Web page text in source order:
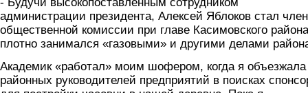
администрации президента, Алексей Яблоков стал
общественной комиссии при главе Касимовского
плотно занимался «газовыми» и другими делами
Академик «работал» моим шофером, когда я объезжала
районных руководителей предприятий в поисках